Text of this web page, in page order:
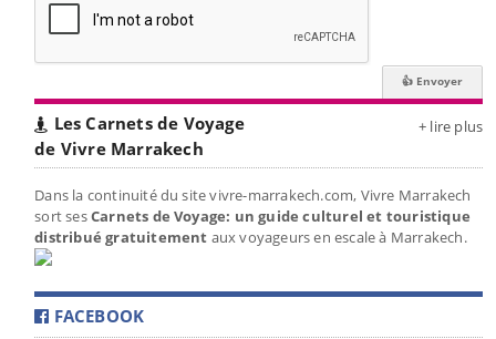
Les Carnets de Voyage
de Vivre Marrakech
+ lire plus
Dans la continuité du site vivre-marrakech.com, Vivre Marrakech
sort sesCarnets de Voyage: un guide culturel et touristique
distribué gratuitement aux voyageurs en escale à Marrakech.
FACEBOOK